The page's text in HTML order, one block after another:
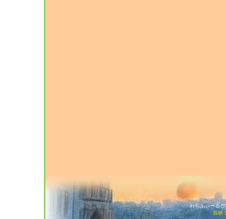
わちふぃーる
投稿